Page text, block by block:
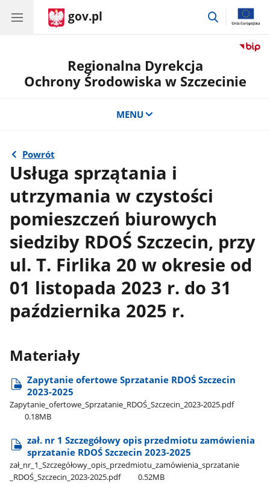
gov.pl
przejdź
Regionalna Dyrekcja
Ochrony Środowiska w Szczecinie
MENU
Powrót
Usługa sprzątania i
utrzymania w czystości
pomieszczeń biurowych
siedziby RDOŚ Szczecin, przy
ul. T. Firlika 20 w okresie od
01 listopada 2023 r. do 31
października 2025 r.
Materiały
Zapytanie ofertowe Sprzatanie RDOŚ Szczecin
2023-2025
Zapytanie​_ofertowe​_Sprzatanie​_RDOŚ​_Szczecin​_2023-2025.pdf
0.18MB
zał. nr 1 Szczegółowy opis przedmiotu zamówienia
sprzatanie RDOŚ Szczecin 2023-2025
zał​_nr​_1​_Szczegółowy​_opis​_przedmiotu​_zamówienia​_sprzatanie​
_RDOŚ​_Szczecin​_2023-2025.pdf
0.52MB